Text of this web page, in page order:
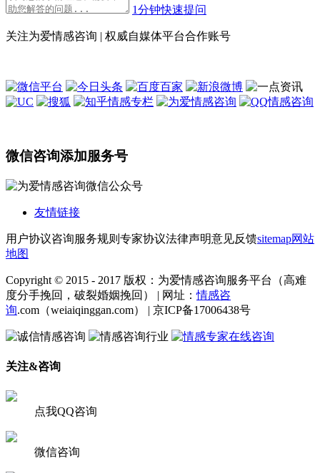
1分钟快速提问
关注为爱情感咨询 | 权威自媒体平台合作账号
微信咨询添加服务号
友情链接
用户协议咨询服务规则 专家协议法律声明意见反馈sitemap网站
地图
Copyright © 2015 - 2017 版权：为爱情感咨询服务平台（高难
度分手挽回，破裂婚姻挽回） | 网址：情感咨
询.com（weiaiqinggan.com） | 京ICP备17006438号
关注&咨询
点我QQ咨询
微信咨询